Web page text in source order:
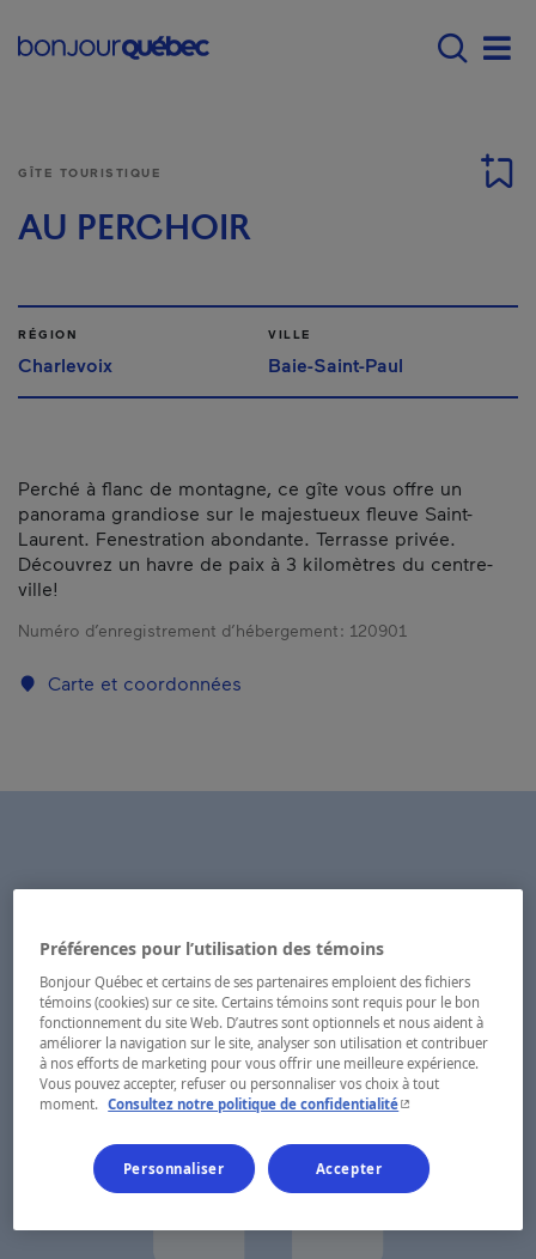
Main navigation -
GÎTE TOURISTIQUE
AU PERCHOIR
RÉGION
Charlevoix
VILLE
Baie-Saint-Paul
Perché à flanc de montagne, ce gîte vous offre un
panorama grandiose sur le majestueux fleuve Saint-
Laurent. Fenestration abondante. Terrasse privée.
Découvrez un havre de paix à 3 kilomètres du centre-
ville!
Numéro d’enregistrement d’hébergement : 120901
Carte et coordonnées
Préférences pour l’utilisation des témoins
Bonjour Québec et certains de ses partenaires emploient des fichiers
témoins (cookies) sur ce site. Certains témoins sont requis pour le bon
fonctionnement du site Web. D’autres sont optionnels et nous aident à
améliorer la navigation sur le site, analyser son utilisation et contribuer
à nos efforts de marketing pour vous offrir une meilleure expérience.
Vous pouvez accepter, refuser ou personnaliser vos choix à tout
moment.
Consultez notre politique de confidentialité- Cet hyperlien
Personnaliser Accepter